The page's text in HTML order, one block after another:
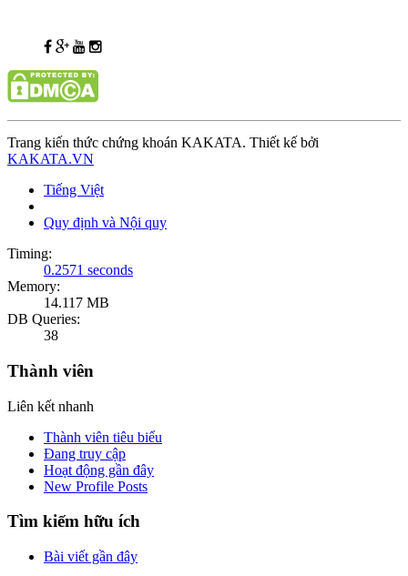
Trang kiến thức chứng khoán KAKATA. Thiết kế bởi
KAKATA.VN
Tiếng Việt
Quy định và Nội quy
Timing:
0.2571 seconds
Memory:
14.117 MB
DB Queries:
38
Thành viên
Liên kết nhanh
Thành viên tiêu biểu
Đang truy cập
Hoạt động gần đây
New Profile Posts
Tìm kiếm hữu ích
Bài viết gần đây